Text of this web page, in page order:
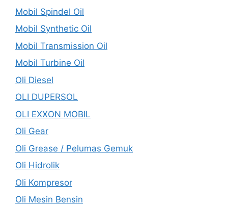
Mobil Spindel Oil
Mobil Synthetic Oil
Mobil Transmission Oil
Mobil Turbine Oil
Oli Diesel
OLI DUPERSOL
OLI EXXON MOBIL
Oli Gear
Oli Grease / Pelumas Gemuk
Oli Hidrolik
Oli Kompresor
Oli Mesin Bensin